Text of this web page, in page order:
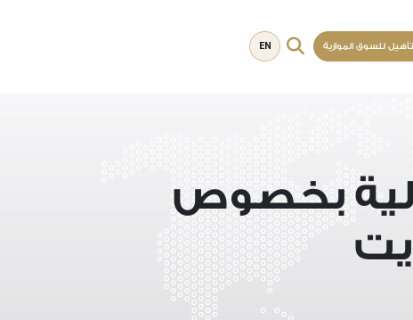
للسوق الموازية EN
بخصوص